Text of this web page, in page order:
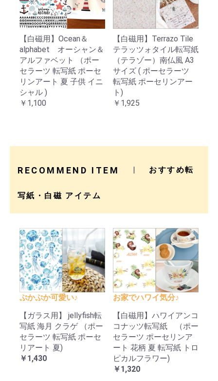
【白磁用】Ocean＆
alphabet オーシャン＆
アルファベット （ポー
セラーツ 転写紙 ポーセ
リンアート 夏 子供 イニ
シャル )
￥1,100
【白磁用】Terrazo Tile
テラッツォタイル転写紙
（テラゾー）南仏風 A3
サイズ ( ポーセラーツ
転写紙 ポーセリンアー
ト)
￥1,925
RECOMMEND ITEM おすすめ転
写紙・白磁 アイテム
ぷかぷか可愛い♪
【ガラス用】 jellyfish転
写紙 海月 クラゲ （ポー
セラーツ 転写紙 ポーセ
リアート 夏)
￥1,430
お家でハワイ気分♪
【白磁用】ハワイアンコ
コナッツ転写紙 （ポー
セラーツ ポーセリンア
ート 花柄 夏 転写紙 トロ
ピカルフラワー)
￥1,320